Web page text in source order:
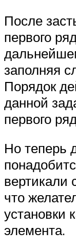
После
первого
заполняя
Порядок
данной
первого
Но теперь
вертикали
что
установки
элемента.